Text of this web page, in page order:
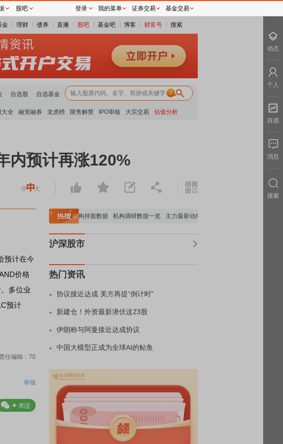
金 理财 债券 直播 股吧 基金吧 博客 财富号 搜索
自选股 自选基金 0
大全 融资融券 龙虎榜 限售解禁 IPO审核 大宗交易 估值分析
内预计再涨120%
预计在今
价格
多位业
预计
任编辑：70
举报
重要机构持股数据 机构调研数据一览 主力最新动向
沪深股市
热门资讯
协议接近达成 美方再提“倒计时”
新建仓！外资最新潜伏这23股
伊朗称与阿曼接近达成协议
中国大模型正成为全球AI的鲇鱼
股吧 登录 我的菜单 证券交易 基金交易
动态
个人
自选
消息
搜索